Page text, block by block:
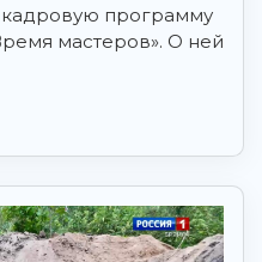
кадровую программу
мастеров». О ней